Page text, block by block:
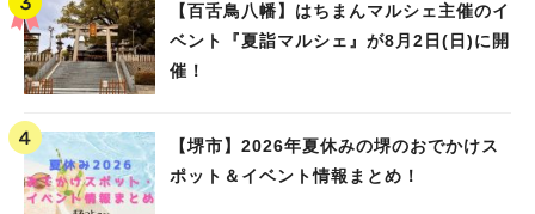
【百舌鳥八幡】はちまんマルシェ主催のイ
ベント『夏詣マルシェ』が8月2日(日)に開
催！
【堺市】2026年夏休みの堺のおでかけス
ポット＆イベント情報まとめ！